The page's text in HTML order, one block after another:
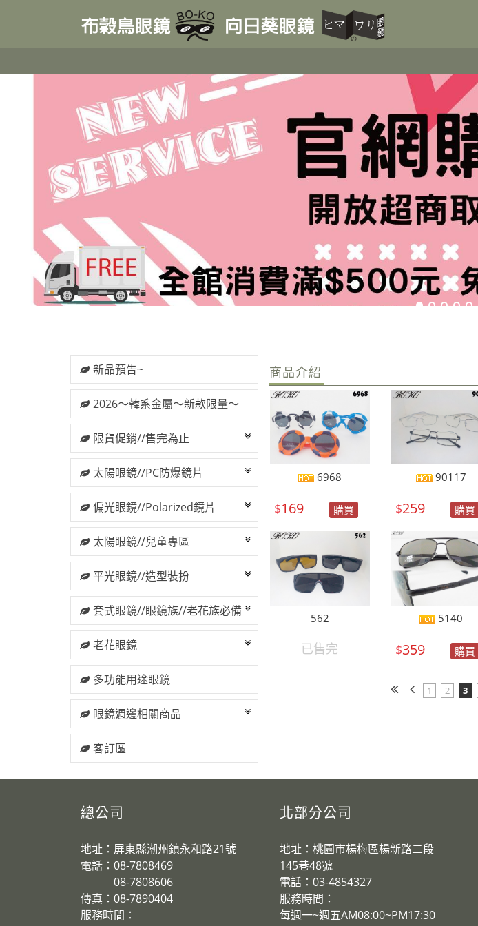
新品預告~
2026～韓系金屬～新款限量～
限貨促銷//售完為止
太陽眼鏡//PC防爆鏡片
偏光眼鏡//Polarized鏡片
太陽眼鏡//兒童專區
平光眼鏡//造型裝扮
套式眼鏡//眼鏡族//老花族必備
老花眼鏡
多功能用途眼鏡
眼鏡週邊相關商品
客訂區
商品介紹
6968
$169 購買
90117
$259 購買
562
已售完
5140
$359 購買
1 2 3
總公司
地址：屏東縣潮州鎮永和路21號
電話：08-7808469
08-7808606
傳真：08-7890404
服務時間：
北部分公司
地址：桃園市楊梅區楊新路二段
145巷48號
電話：03-4854327
服務時間：
​每週一~週五AM08:00~PM17:30